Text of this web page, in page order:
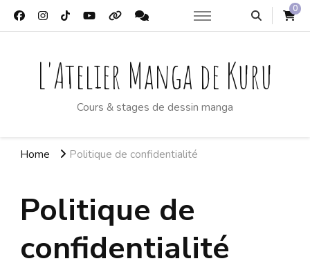
0
L'Atelier Manga de Kuru
Cours & stages de dessin manga
Home Politique de confidentialité
Politique de
confidentialité